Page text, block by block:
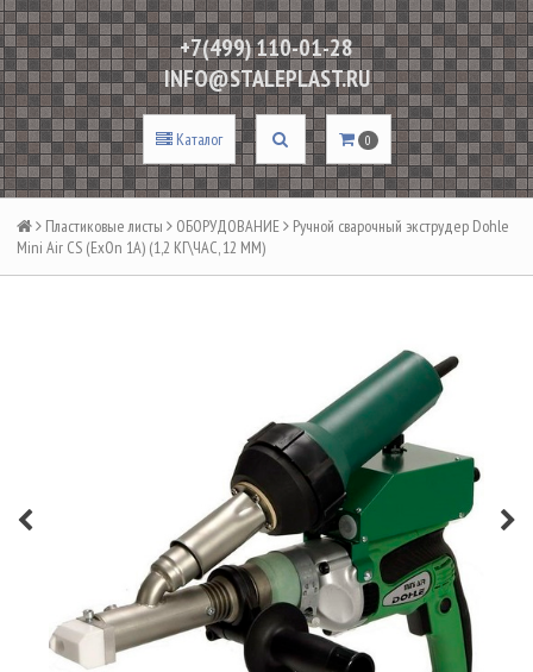
+7(499) 110-01-28
INFO@STALEPLAST.RU
Каталог 0
Пластиковые листы ОБОРУДОВАНИЕ
Ручной сварочный экструдер Dohle
Mini Air CS (ExOn 1A) (1,2 КГ\ЧАС, 12 ММ)